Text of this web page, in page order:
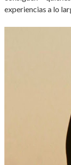
experiencias a lo